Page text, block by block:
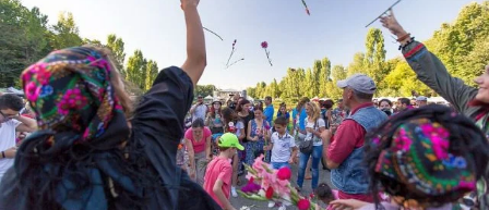
RELATED TOPICS: BUCURESTI BUCURESTIUL
DEMISIA
GUVERN
PROTESTE PSD STIREA ZILEI
UP NEXT
Romania sta pe un BUTOI DE PULBERE! Proteste
URIASE anuntate astazi in Bucuresti!